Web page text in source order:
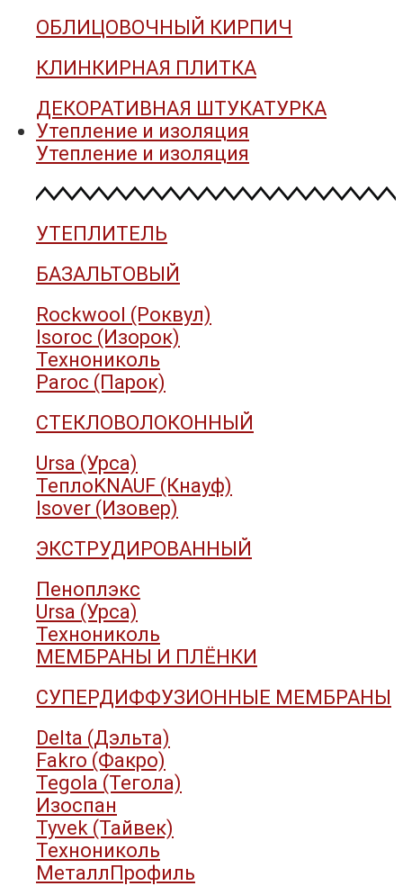
ОБЛИЦОВОЧНЫЙ КИРПИЧ
КЛИНКИРНАЯ ПЛИТКА
ДЕКОРАТИВНАЯ ШТУКАТУРКА
Утепление и изоляция
Утепление и изоляция
УТЕПЛИТЕЛЬ
БАЗАЛЬТОВЫЙ
Rockwool (Роквул)
Isoroc (Изорок)
Технониколь
Paroc (Парок)
СТЕКЛОВОЛОКОННЫЙ
Ursa (Урса)
ТеплоKNAUF (Кнауф)
Isover (Изовер)
ЭКСТРУДИРОВАННЫЙ
Пеноплэкс
Ursa (Урса)
Технониколь
МЕМБРАНЫ И ПЛЁНКИ
СУПЕРДИФФУЗИОННЫЕ МЕМБРАНЫ
Delta (Дэльта)
Fakro (Факро)
Tegola (Тегола)
Изоспан
Tyvek (Тайвек)
Технониколь
МеталлПрофиль